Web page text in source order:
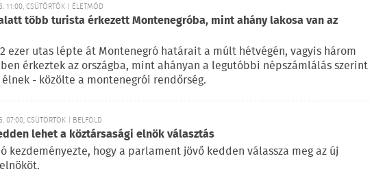
11:00, CSÜTÖRTÖK | ÉLETMÓD
több turista érkezett Montenegróba, mint ahány lakosa van az
ezer utas lépte át Montenegró határait a múlt hétvégén, vagyis három
érkeztek az országba, mint ahányan a legutóbbi népszámlálás szerint
- közölte a montenegrói rendőrség.
07:00, CSÜTÖRTÖK | BELFÖLD
lehet a köztársasági elnök választás
kezdeményezte, hogy a parlament jövő kedden válassza meg az új